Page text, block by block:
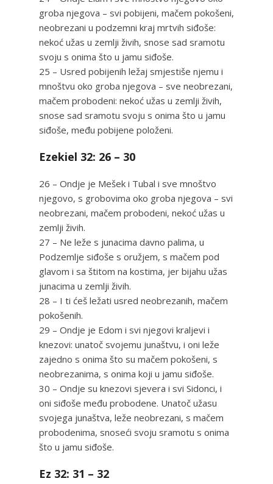
groba njegova – svi pobijeni, mačem pokošeni,
neobrezani u podzemni kraj mrtvih siđoše:
nekoć užas u zemlji živih, snose sad sramotu
svoju s onima što u jamu siđoše.
25 – Usred pobijenih ležaj smjestiše njemu i
mnoštvu oko groba njegova – sve neobrezani,
mačem probodeni: nekoć užas u zemlji živih,
snose sad sramotu svoju s onima što u jamu
siđoše, među pobijene položeni.
Ezekiel 32: 26 – 30
26 – Ondje je Mešek i Tubal i sve mnoštvo
njegovo, s grobovima oko groba njegova – svi
neobrezani, mačem probodeni, nekoć užas u
zemlji živih.
27 – Ne leže s junacima davno palima, u
Podzemlje siđoše s oružjem, s mačem pod
glavom i sa štitom na kostima, jer bijahu užas
junacima u zemlji živih.
28 – I ti ćeš ležati usred neobrezanih, mačem
pokošenih.
29 – Ondje je Edom i svi njegovi kraljevi i
knezovi: unatoč svojemu junaštvu, i oni leže
zajedno s onima što su mačem pokošeni, s
neobrezanima, s onima koji u jamu siđoše.
30 – Ondje su knezovi sjevera i svi Sidonci, i
oni siđoše među probodene. Unatoč užasu
svojega junaštva, leže neobrezani, s mačem
probodenima, snoseći svoju sramotu s onima
što u jamu siđoše.
Ez 32: 31 – 32